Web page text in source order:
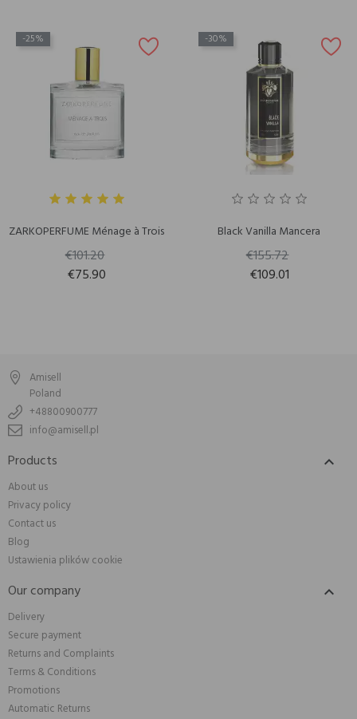
-25%
ZARKOPERFUME Ménage à Trois
€101.20
€75.90
-30%
Black Vanilla Mancera
€155.72
€109.01
Amisell
Poland
+48800900777
info@amisell.pl
Products 
About us
Privacy policy
Contact us
Blog
Ustawienia plików cookie
Our company 
Delivery
Secure payment
Returns and Complaints
Terms & Conditions
Promotions
Automatic Returns